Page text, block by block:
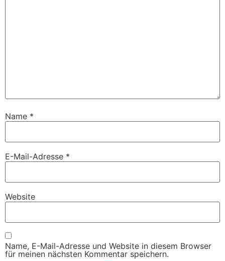
Name *
E-Mail-Adresse *
Website
Name, E-Mail-Adresse und Website in diesem Browser
für meinen nächsten Kommentar speichern.